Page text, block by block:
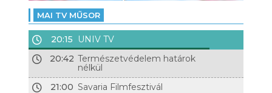
MAI TV MŰSOR
20:15
UNIV TV
20:42 Természetvédelem határok
nélkül
21:00 Savaria Filmfesztivál